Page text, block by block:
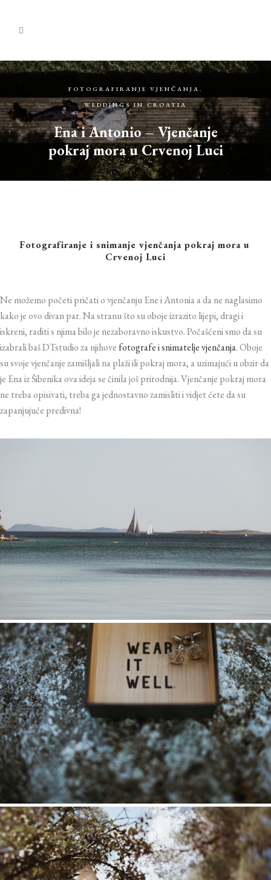
FOTOGRAFIRANJE VJENČANJA ,
WEDDINGS IN CROATIA
Ena i Antonio – Vjenčanje
pokraj mora u Crvenoj Luci
Fotografiranje i snimanje vjenčanjapokraj mora u
Crvenoj Luci
Ne možemo početi pričati o vjenčanju Ene i Antonia a da ne naglasimo
kako je ovo divan par. Na stranu što su oboje izrazito lijepi, dragi i
iskreni, raditi s njima bilo je nezaboravno iskustvo. Počašćeni smo da su
izabrali baš DTstudio za njihove fotografe i snimatelje vjenčanja. Oboje
su svoje vjenčanje zamišljali na plaži ili pokraj mora, a uzimajući u obzir da
je Ena iz Šibenika ova ideja se činila još prirodnija. Vjenčanje pokraj mora
ne treba opisivati, treba ga jednostavno zamisliti i vidjet ćete da su
zapanjujuće predivna!